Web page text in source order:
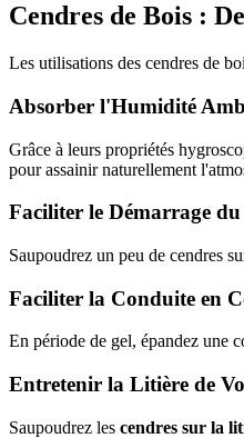
Cendres de Bois :
Les utilisations des cendres de
Absorber l'Humidité
Grâce à leurs propriétés
pour assainir naturellement
Faciliter le Démarrage du
Saupoudrez un peu de cendres
Faciliter la Conduite en
En période de gel, épandez une
Entretenir la Litière de
Saupoudrez les cendres sur la